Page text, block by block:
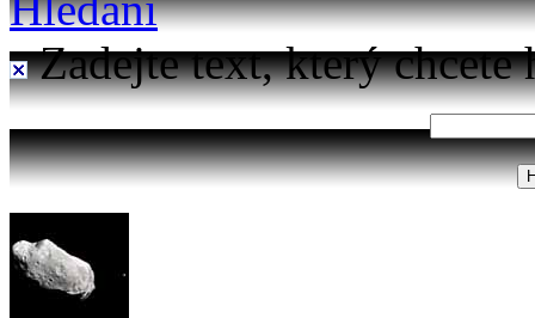
Zadejte text, který chcete